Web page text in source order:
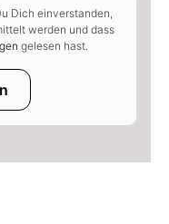
Dich einverstanden,
werden und dass
gelesen hast.